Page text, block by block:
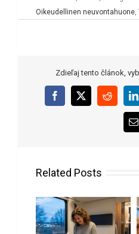
Oikeudellinen neuvontahuone,
Zdieľaj tento článok,
Facebook
X Reddit
Related Posts